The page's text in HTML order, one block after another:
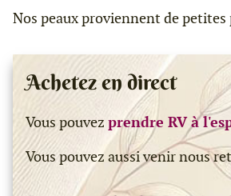
Nos peaux proviennent de petites
Achetez en direct
Vous pouvez prendre RV à
Vous pouvez aussi venir nous